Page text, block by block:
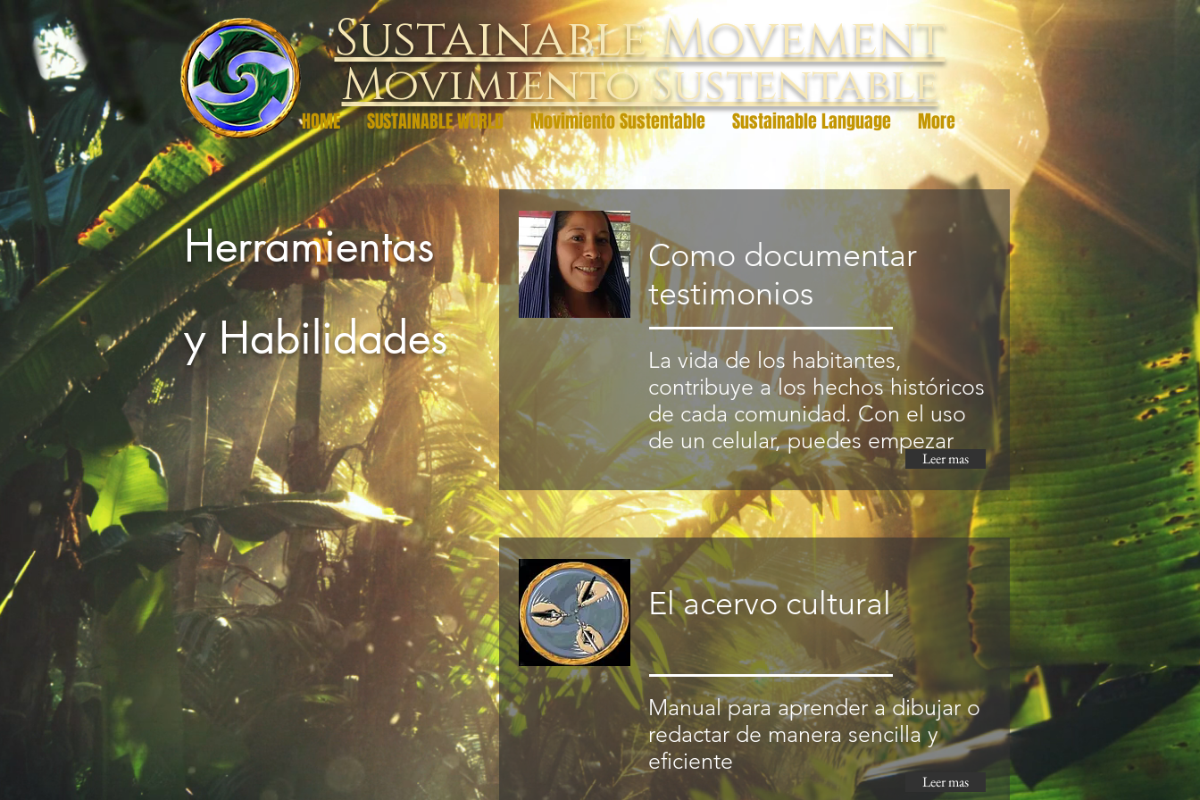
Sustainable Movement
Movimiento Sustentable
HOME SUSTAINABLE WORLD Movimiento Sustentable Sustainable Language More
Herramientas
y Habilidades
Como documentar
testimonios
La vida de los habitantes,
contribuye a los hechos históricos
de cada comunidad. Con el uso
de un celular, puedes empezar
Leer mas
El acervo cultural
Manual para aprender a dibujar o
redactar de manera sencilla y
eficiente
Leer mas